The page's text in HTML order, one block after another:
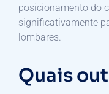
posicionamento do
significativamente
lombares.
Quais